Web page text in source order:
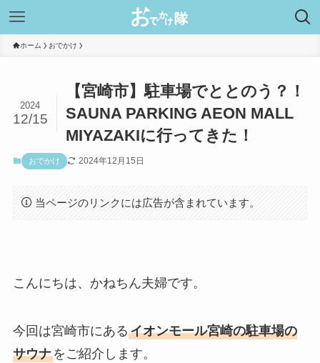
ホーム おでかけ
【宮崎市】駐車場でととのう？！
SAUNA PARKING AEON MALL
MIYAZAKIに行ってきた！
2024
12/15
おでかけ 2024年12月15日
当ページのリンクには広告が含まれています。
こんにちは、かねちん夫婦です。
今回は宮崎市にあるイオンモール宮崎の駐車場の
サウナをご紹介します。